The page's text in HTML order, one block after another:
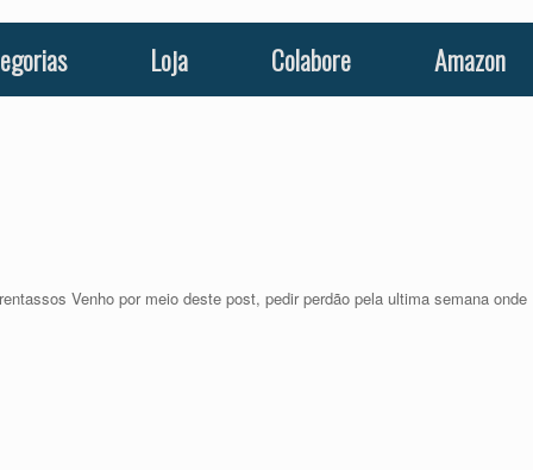
Loja Colabore Amazon
Venho por meio deste post, pedir perdão pela ultima semana onde